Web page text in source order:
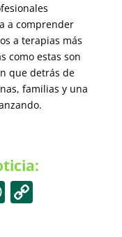
a comprender
a terapias más
como estas son
que detrás de
familias y una
W